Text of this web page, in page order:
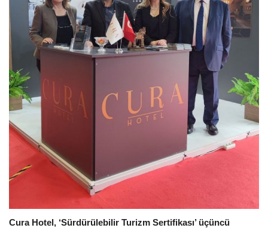
Cura Hotel, ‘Sürdürülebilir Turizm Sertifikası’ üçüncü